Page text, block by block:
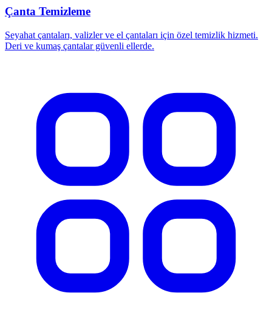
Çanta Temizleme
Seyahat çantaları, valizler ve el çantaları için özel temizlik hizmeti.
Deri ve kumaş çantalar güvenli ellerde.